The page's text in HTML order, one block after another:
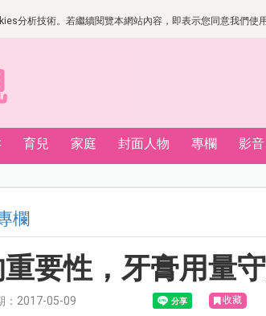
分析技術。若繼續閱覽本網站內容，即表示您同意我們
育兒 家庭 封面人物 專欄 影音
欄
要性，牙膏用量
：2017-05-09 收藏